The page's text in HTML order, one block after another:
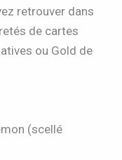
retrouver dans
de cartes
ou Gold de
(scellé